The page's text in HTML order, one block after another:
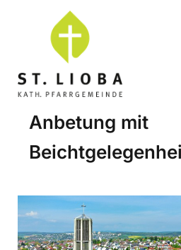
Anbetung mit